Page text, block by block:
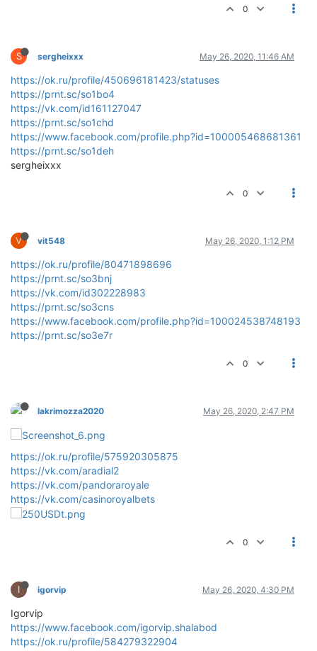
0
S sergheixxx May 26, 2020, 11:46 AM
https://ok.ru/profile/450696181423/statuses
https://prnt.sc/so1bo4
https://vk.com/id161127047
https://prnt.sc/so1chd
https://www.facebook.com/profile.php?id=100005468681361
https://prnt.sc/so1deh
sergheixxx
0
V vit548 May 26, 2020, 1:12 PM
https://ok.ru/profile/80471898696
https://prnt.sc/so3bnj
https://vk.com/id302228983
https://prnt.sc/so3cns
https://www.facebook.com/profile.php?id=100024538748193
https://prnt.sc/so3e7r
0
lakrimozza2020 May 26, 2020, 2:47 PM
https://ok.ru/profile/575920305875
https://vk.com/aradial2
https://vk.com/pandoraroyale
https://vk.com/casinoroyalbets
0
I igorvip May 26, 2020, 4:30 PM
Igorvip
https://www.facebook.com/igorvip.shalabod
https://ok.ru/profile/584279322904